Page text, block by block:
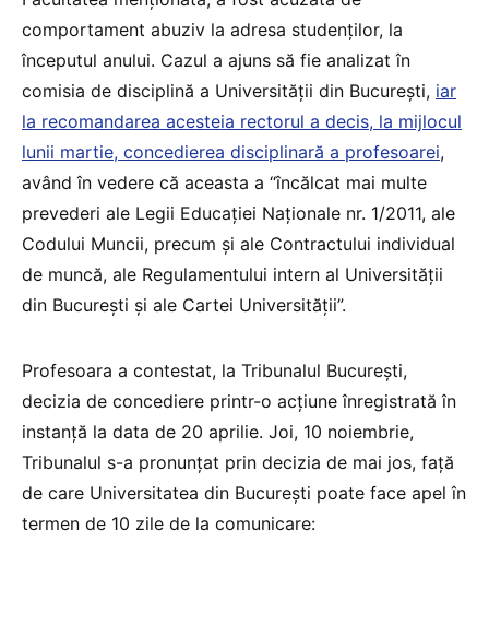
comportament abuziv la adresa studenților, la
începutul anului. Cazul a ajuns să fie analizat în
comisia de disciplină a Universității din București, iar
la recomandarea acesteia rectorul a decis, la mijlocul
lunii martie, concedierea disciplinară a profesoarei,
având în vedere că aceasta a “încălcat mai multe
prevederi ale Legii Educației Naționale nr. 1/2011, ale
Codului Muncii, precum și ale Contractului individual
de muncă, ale Regulamentului intern al Universității
din București și ale Cartei Universității”.
Profesoara a contestat, la Tribunalul București,
decizia de concediere printr-o acțiune înregistrată în
instanță la data de 20 aprilie. Joi, 10 noiembrie,
Tribunalul s-a pronunțat prin decizia de mai jos, față
de care Universitatea din București poate face apel în
termen de 10 zile de la comunicare: